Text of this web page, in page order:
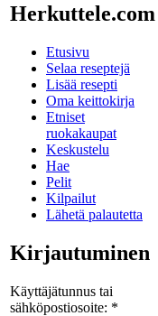
Herkuttele.com
Etusivu
Selaa reseptejä
Lisää resepti
Oma keittokirja
Etniset
ruokakaupat
Keskustelu
Hae
Pelit
Kilpailut
Lähetä palautetta
Kirjautuminen
Käyttäjätunnus tai
sähköpostiosoite: *